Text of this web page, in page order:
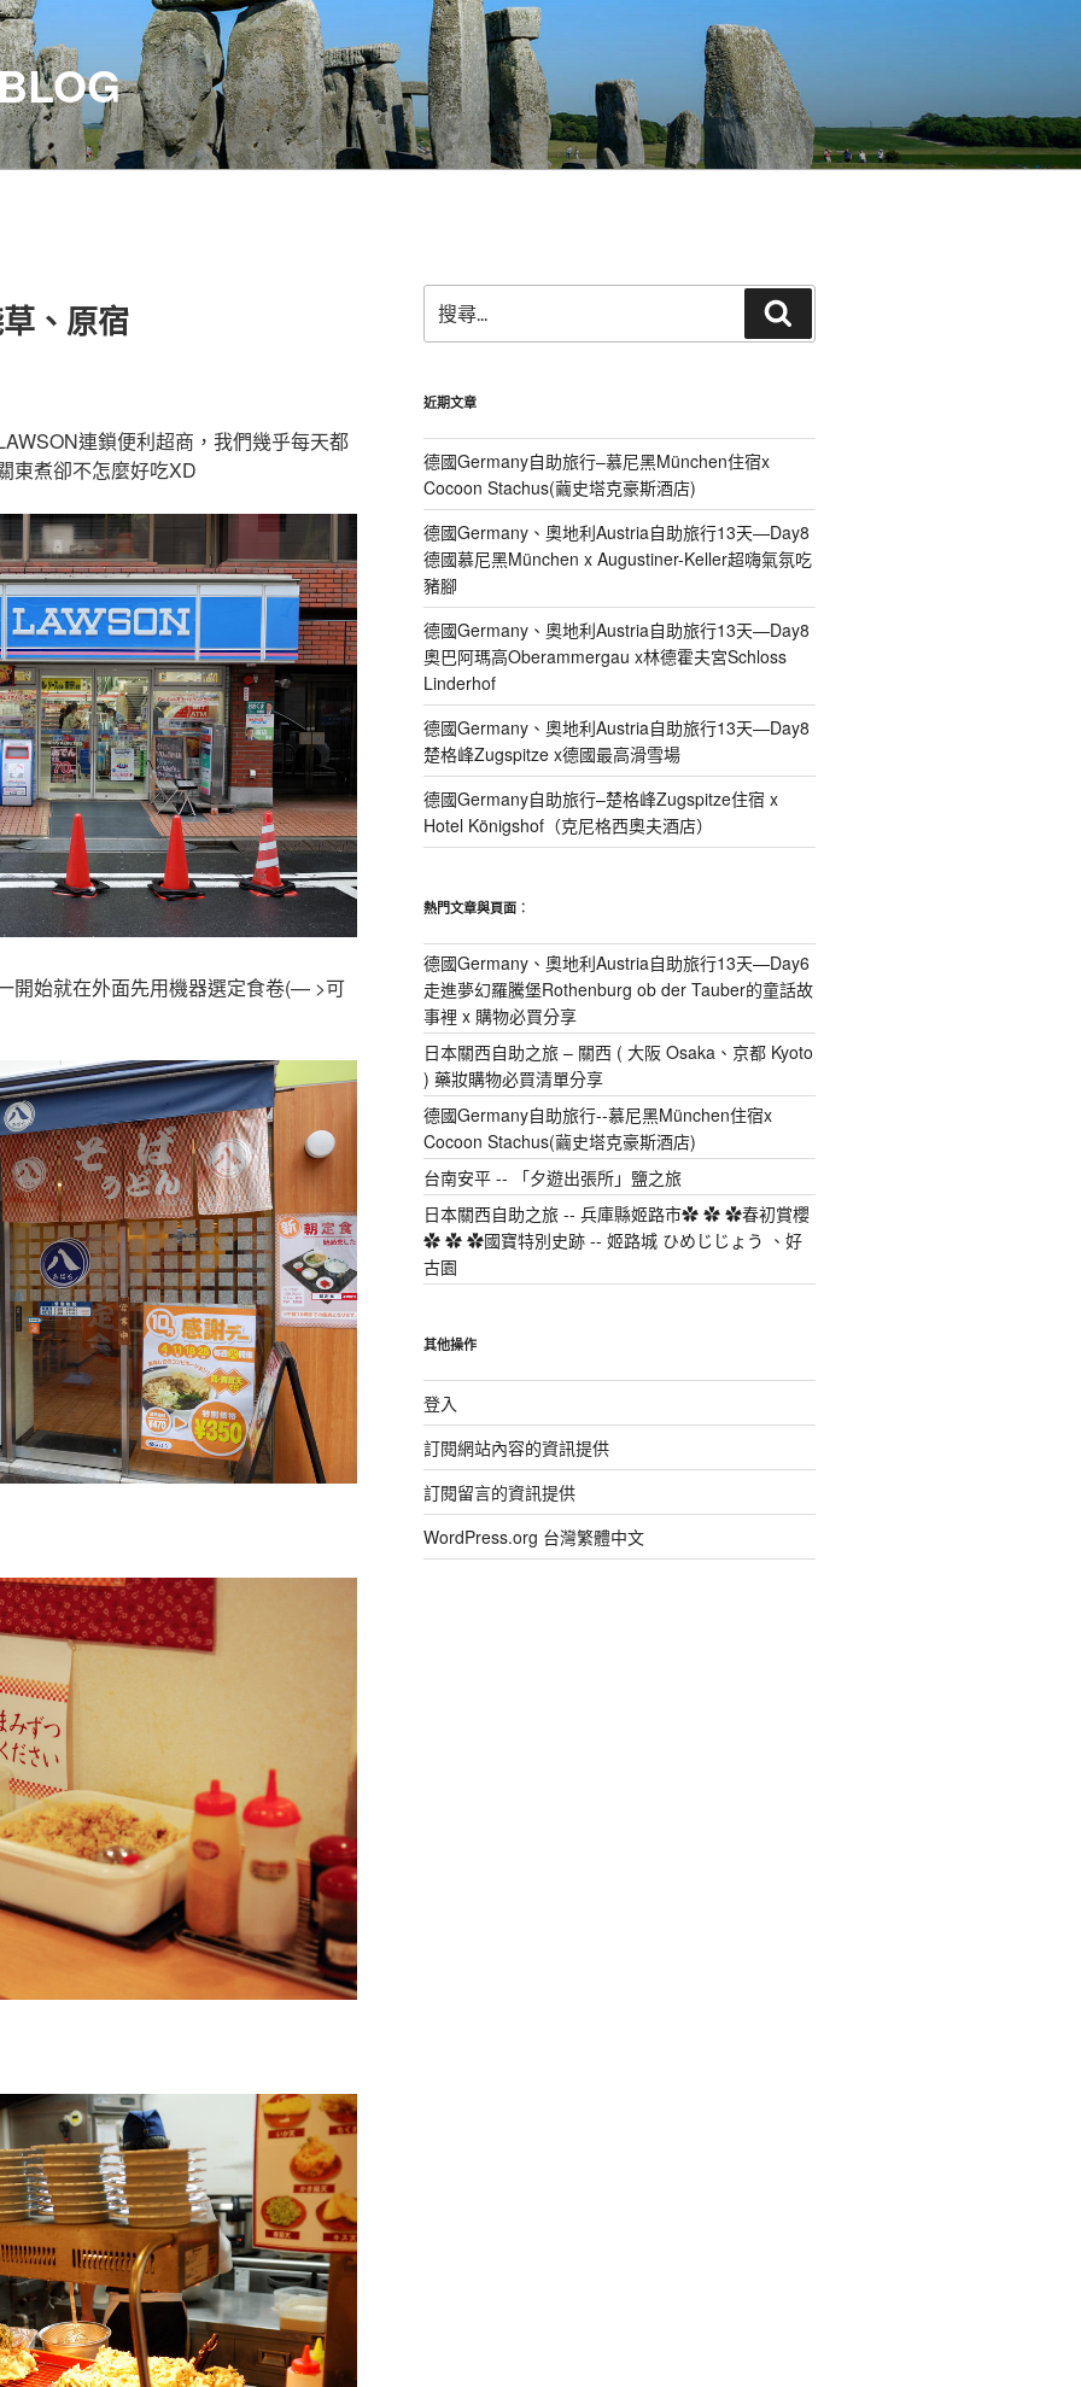
、原宿
連鎖便利超商，我們幾乎每天都
東煮卻不怎麼好吃XD
開始就在外面先用機器選定食卷(— >可
尋
關
字:
尋
近期文章
德國Germany自助旅行–慕尼黑München住宿x
Cocoon Stachus(繭史塔克豪斯酒店)
德國Germany、奧地利Austria自助旅行13天—Day8
德國慕尼黑München x Augustiner-Keller超嗨氣氛吃
豬腳
德國Germany、奧地利Austria自助旅行13天—Day8
奧巴阿瑪高Oberammergau x林德霍夫宮Schloss
Linderhof
德國Germany、奧地利Austria自助旅行13天—Day8
楚格峰Zugspitze x德國最高滑雪場
德國Germany自助旅行–楚格峰Zugspitze住宿 x
Hotel Königshof（克尼格西奧夫酒店）
熱門文章與頁面︰
德國Germany、奧地利Austria自助旅行13天—Day6
走進夢幻羅騰堡Rothenburg ob der Tauber的童話故
事裡 x 購物必買分享
日本關西自助之旅 – 關西 ( 大阪 Osaka、京都 Kyoto
) 藥妝購物必買清單分享
德國Germany自助旅行--慕尼黑München住宿x
Cocoon Stachus(繭史塔克豪斯酒店)
台南安平 -- 「夕遊出張所」鹽之旅
日本關西自助之旅 -- 兵庫縣姬路市✿ ✿ ✿春初賞櫻
✿ ✿ ✿國寶特別史跡 -- 姬路城 ひめじじょう 、好
古園
其他操作
登入
訂閱網站內容的資訊提供
訂閱留言的資訊提供
WordPress.org 台灣繁體中文